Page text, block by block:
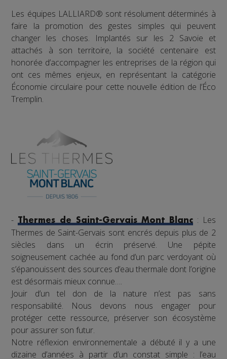
Les équipes LALLIARD® sont résolument déterminés à
faire la promotion des gestes simples qui peuvent
changer les choses. Implantés sur les 2 Savoie et
attachés à son territoire, la société centenaire est
honorée d’accompagner les entreprises de la région qui
ont ces mêmes enjeux, en représentant la catégorie
Économie circulaire pour cette nouvelle édition de l’Éco
Tremplin.
-Thermes de Saint-Gervais Mont Blanc : Les
Thermes de Saint-Gervais sont encrés depuis plus de 2
siècles dans un écrin préservé. Une pépite
soigneusement cachée au fond d’un parc verdoyant où
s’épanouissent des sources d’eau thermale dont l’origine
est désormais mieux connue….
Jouir d’un tel don de la nature n’est pas sans
responsabilité. Nous devons nous engager pour
protéger cette ressource, préserver son écosystème
pour assurer son futur.
Notre réflexion environnementale a débuté il y a une
dizaine d’années à partir d’un constat simple : l’eau